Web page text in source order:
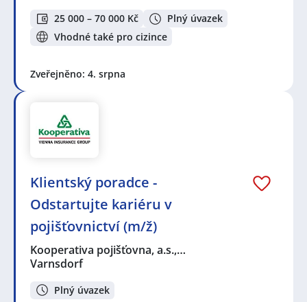
25 000 – 70 000 Kč
Plný úvazek
Vhodné také pro cizince
Zveřejněno: 4. srpna
Klientský poradce -
Odstartujte kariéru v
pojišťovnictví (m/ž)
Kooperativa pojišťovna, a.s.,…
Varnsdorf
Plný úvazek